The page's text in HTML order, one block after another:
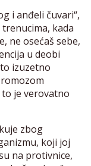
i anđeli čuvari“,
kada
ne osećaš sebe,
u deobi
izuzetno
je verovatno
zbog
koji joj
na protivnice,